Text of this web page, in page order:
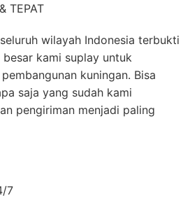
TEPAT
wilayah Indonesia terbukti
kami suplay untuk
kuningan. Bisa
saja yang sudah kami
pengiriman menjadi paling
7